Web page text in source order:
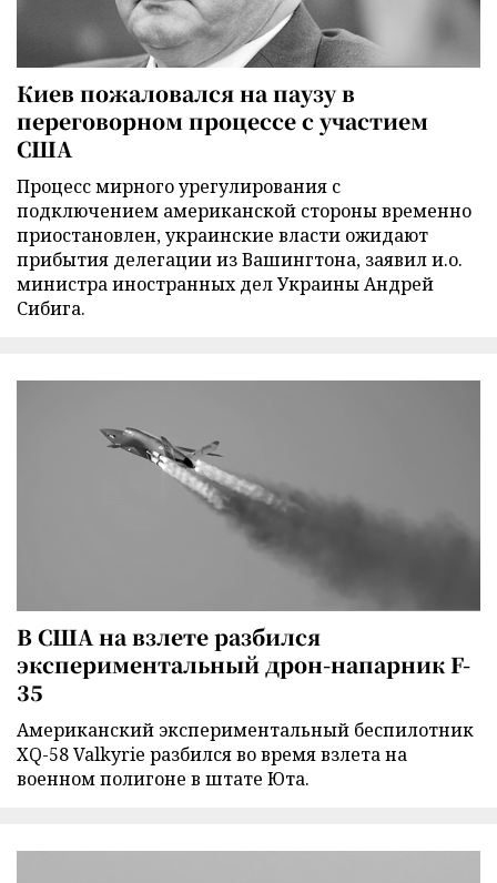
Киев пожаловался на паузу в
переговорном процессе с участием
США
Процесс мирного урегулирования с
подключением американской стороны временно
приостановлен, украинские власти ожидают
прибытия делегации из Вашингтона, заявил и.о.
министра иностранных дел Украины Андрей
Сибига.
В США на взлете разбился
экспериментальный дрон-напарник F-
35
Американский экспериментальный беспилотник
XQ-58 Valkyrie разбился во время взлета на
военном полигоне в штате Юта.